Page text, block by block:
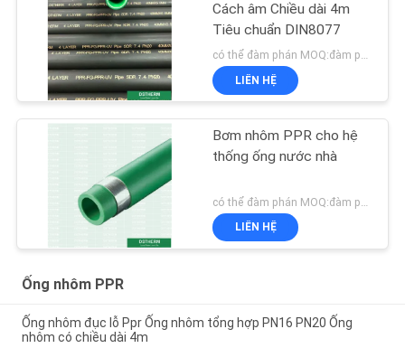
Cách âm Chiều dài 4m
Tiêu chuẩn DIN8077
LIÊN HỆ
Bơm nhôm PPR cho hệ
thống ống nước nhà
LIÊN HỆ
Ống nhôm PPR
Ống nhôm đục lỗ Ppr Ống nhôm tổng hợp PN16 PN20 Ống
nhôm có chiều dài 4m